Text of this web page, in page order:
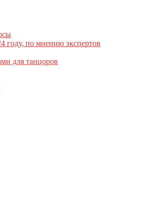
году, по мнению экспертов
для танцоров